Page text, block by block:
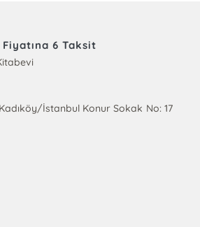
Fiyatına 6 Taksit
İstanbul Konur Sokak No: 17